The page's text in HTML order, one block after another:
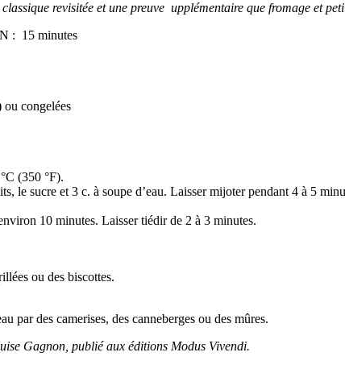
revisitée et une preuve upplémentaire que fromage et
: 15 minutes
ou congelées
(350 °F).
sucre et 3 c. à soupe d’eau. Laisser mijoter pendant 4 à 5
10 minutes. Laisser tiédir de 2 à 3 minutes.
ou des biscottes.
par des camerises, des canneberges ou des mûres.
Gagnon, publié aux éditions Modus Vivendi.